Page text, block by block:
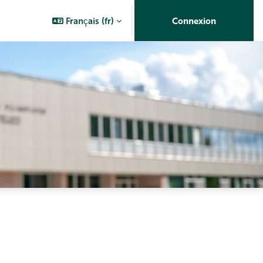
Français ‎(fr)‎ Connexion